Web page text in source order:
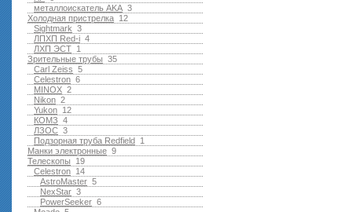
3
металлоискатель AKA
12
Холодная пристрелка
3
Sightmark
4
ЛПХП Red-i
1
ЛХП ЭСТ
35
Зрительные трубы
5
Carl Zeiss
6
Celestron
2
MINOX
2
Nikon
12
Yukon
4
КОМЗ
3
ЛЗОС
1
Подзорная труба Redfield
9
Манки электронные
19
Телескопы
14
Celestron
5
AstroMaster
3
NexStar
6
PowerSeeker